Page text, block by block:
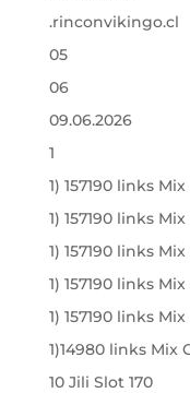
.rinconvikingo.cl
05
06
09.06.2026
1
1) 157190 links
1) 157190 links
1) 157190 links
1) 157190 links
1) 157190 links
1)14980 links
10 Jili Slot 170